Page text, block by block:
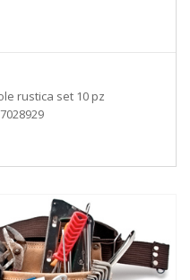
rustica set 10 pz